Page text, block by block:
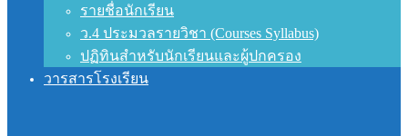
รายชื่อนักเรียน
ว.4 ประมวลรายวิชา (Courses Syllabus)
ปฏิทินสำหรับนักเรียนและผู้ปกครอง
วารสารโรงเรียน